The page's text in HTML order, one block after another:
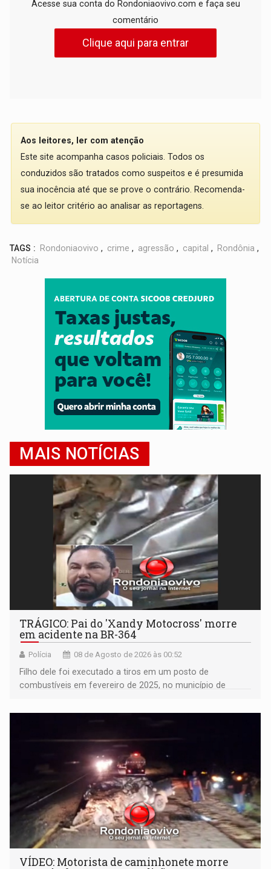
Acesse sua conta do Rondoniaovivo.com e faça seu
comentário
Clique aqui para entrar
Aos leitores, ler com atenção
Este site acompanha casos policiais. Todos os
conduzidos são tratados como suspeitos e é presumida
sua inocência até que se prove o contrário. Recomenda-
se ao leitor critério ao analisar as reportagens.
TAGS : Rondoniaovivo , crime , agressão , capital , Rondônia ,
Notícia
MAIS NOTÍCIAS
TRÁGICO: Pai do 'Xandy Motocross' morre
em acidente na BR-364
Polícia 08 de Agosto de 2026 às 00:52
Filho dele foi executado a tiros em um posto de
combustíveis em fevereiro de 2025, no município de
VÍDEO: Motorista de caminhonete morre